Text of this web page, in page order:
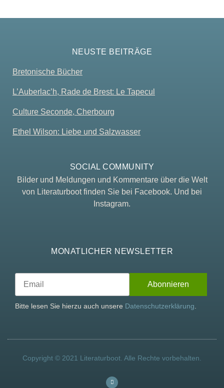
NEUSTE BEITRÄGE
Bretonische Bücher
L’Auberlac’h, Rade de Brest: Le Tapecul
Culture Seconde, Cherbourg
Ethel Wilson: Liebe und Salzwasser
SOCIAL COMMUNITY
Bilder und Meldungen und Kommentare über die Welt
von Literaturboot finden Sie bei Facebook. Und bei
Instagram.
MONATLICHER NEWSLETTER
Bitte lesen Sie hierzu auch unsere Datenschutzerklärung
Copyright © 2021 Literaturboot. Alle Rechte vorbehalten.